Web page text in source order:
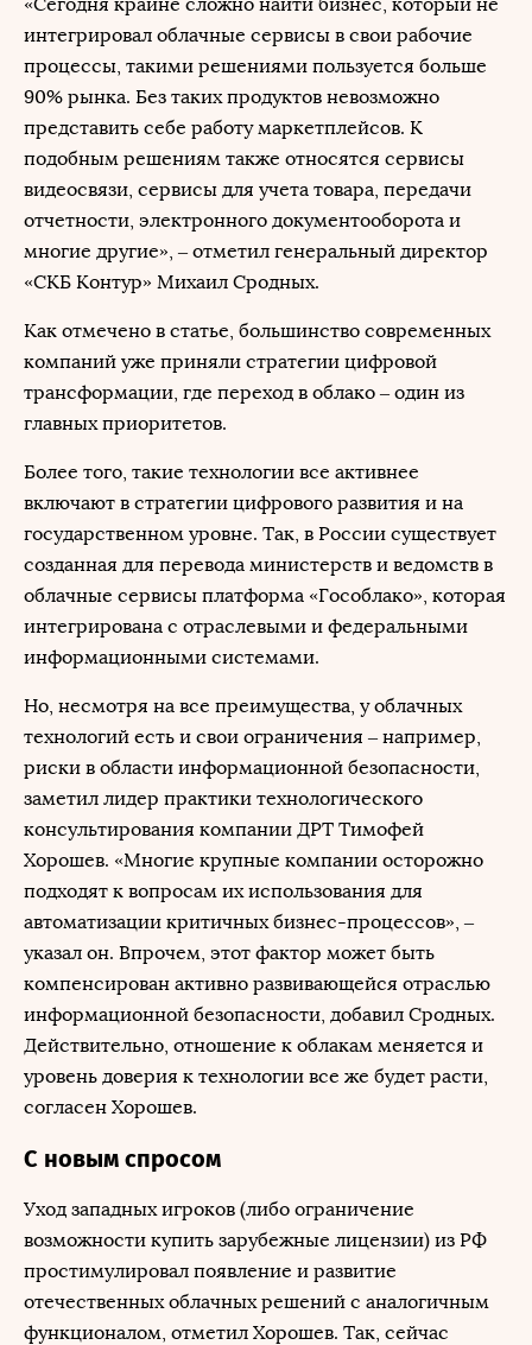
интегрировал облачные сервисы в свои рабочие
процессы, такими решениями пользуется больше
90% рынка. Без таких продуктов невозможно
представить себе работу маркетплейсов. К
подобным решениям также относятся сервисы
видеосвязи, сервисы для учета товара, передачи
отчетности, электронного документооборота и
многие другие», – отметил генеральный директор
«СКБ Контур» Михаил Сродных.
Как отмечено в статье, большинство современных
компаний уже приняли стратегии цифровой
трансформации, где переход в облако – один из
главных приоритетов.
Более того, такие технологии все активнее
включают в стратегии цифрового развития и на
государственном уровне. Так, в России существует
созданная для перевода министерств и ведомств в
облачные сервисы платформа «Гособлако», которая
интегрирована с отраслевыми и федеральными
информационными системами.
Но, несмотря на все преимущества, у облачных
технологий есть и свои ограничения – например,
риски в области информационной безопасности,
заметил лидер практики технологического
консультирования компании ДРТ Тимофей
Хорошев. «Многие крупные компании осторожно
подходят к вопросам их использования для
автоматизации критичных бизнес-процессов», –
указал он. Впрочем, этот фактор может быть
компенсирован активно развивающейся отраслью
информационной безопасности, добавил Сродных.
Действительно, отношение к облакам меняется и
уровень доверия к технологии все же будет расти,
согласен Хорошев.
С новым спросом
Уход западных игроков (либо ограничение
возможности купить зарубежные лицензии) из РФ
простимулировал появление и развитие
отечественных облачных решений с аналогичным
функционалом, отметил Хорошев. Так, сейчас